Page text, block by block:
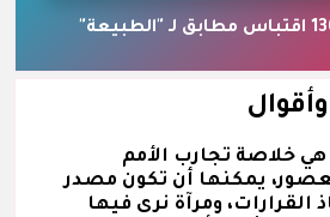
هي خلاصة تجارب الأمم
يمكنها أن تكون مصدر
القرارات، ومرآة نرى فيها